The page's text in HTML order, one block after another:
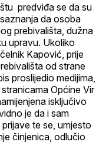
predviđa se da su
da osoba
prebivališta, dužna
upravu. Ukoliko
Kapović, prije
od strane
proslijedio medijima,
Općine Vir
isključivo
je da i sam
te se, umjesto
činjenica, odlučio